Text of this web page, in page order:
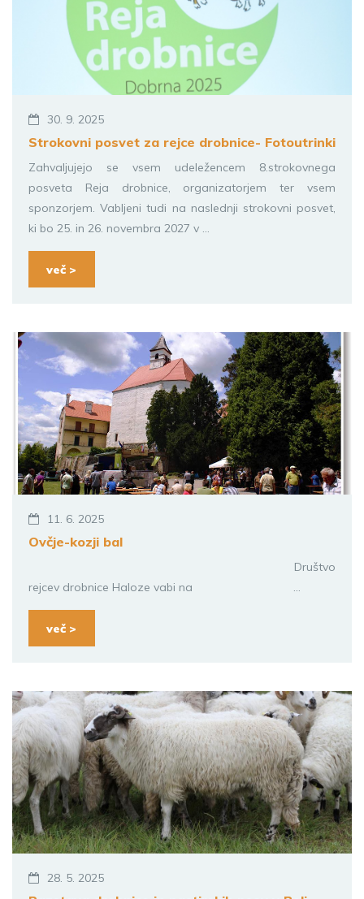
30. 9. 2025
Strokovni posvet za rejce drobnice- Fotoutrinki
Zahvaljujejo se vsem udeležencem 8.strokovnega
posveta Reja drobnice, organizatorjem ter vsem
sponzorjem. Vabljeni tudi na naslednji strokovni posvet,
ki bo 25. in 26. novembra 2027 v ...
več >
11. 6. 2025
Ovčje-kozji bal
Društvo
rejcev drobnice Haloze vabi na ...
več >
28. 5. 2025